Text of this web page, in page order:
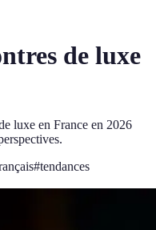
de luxe
luxe en France en 2026
#tendances